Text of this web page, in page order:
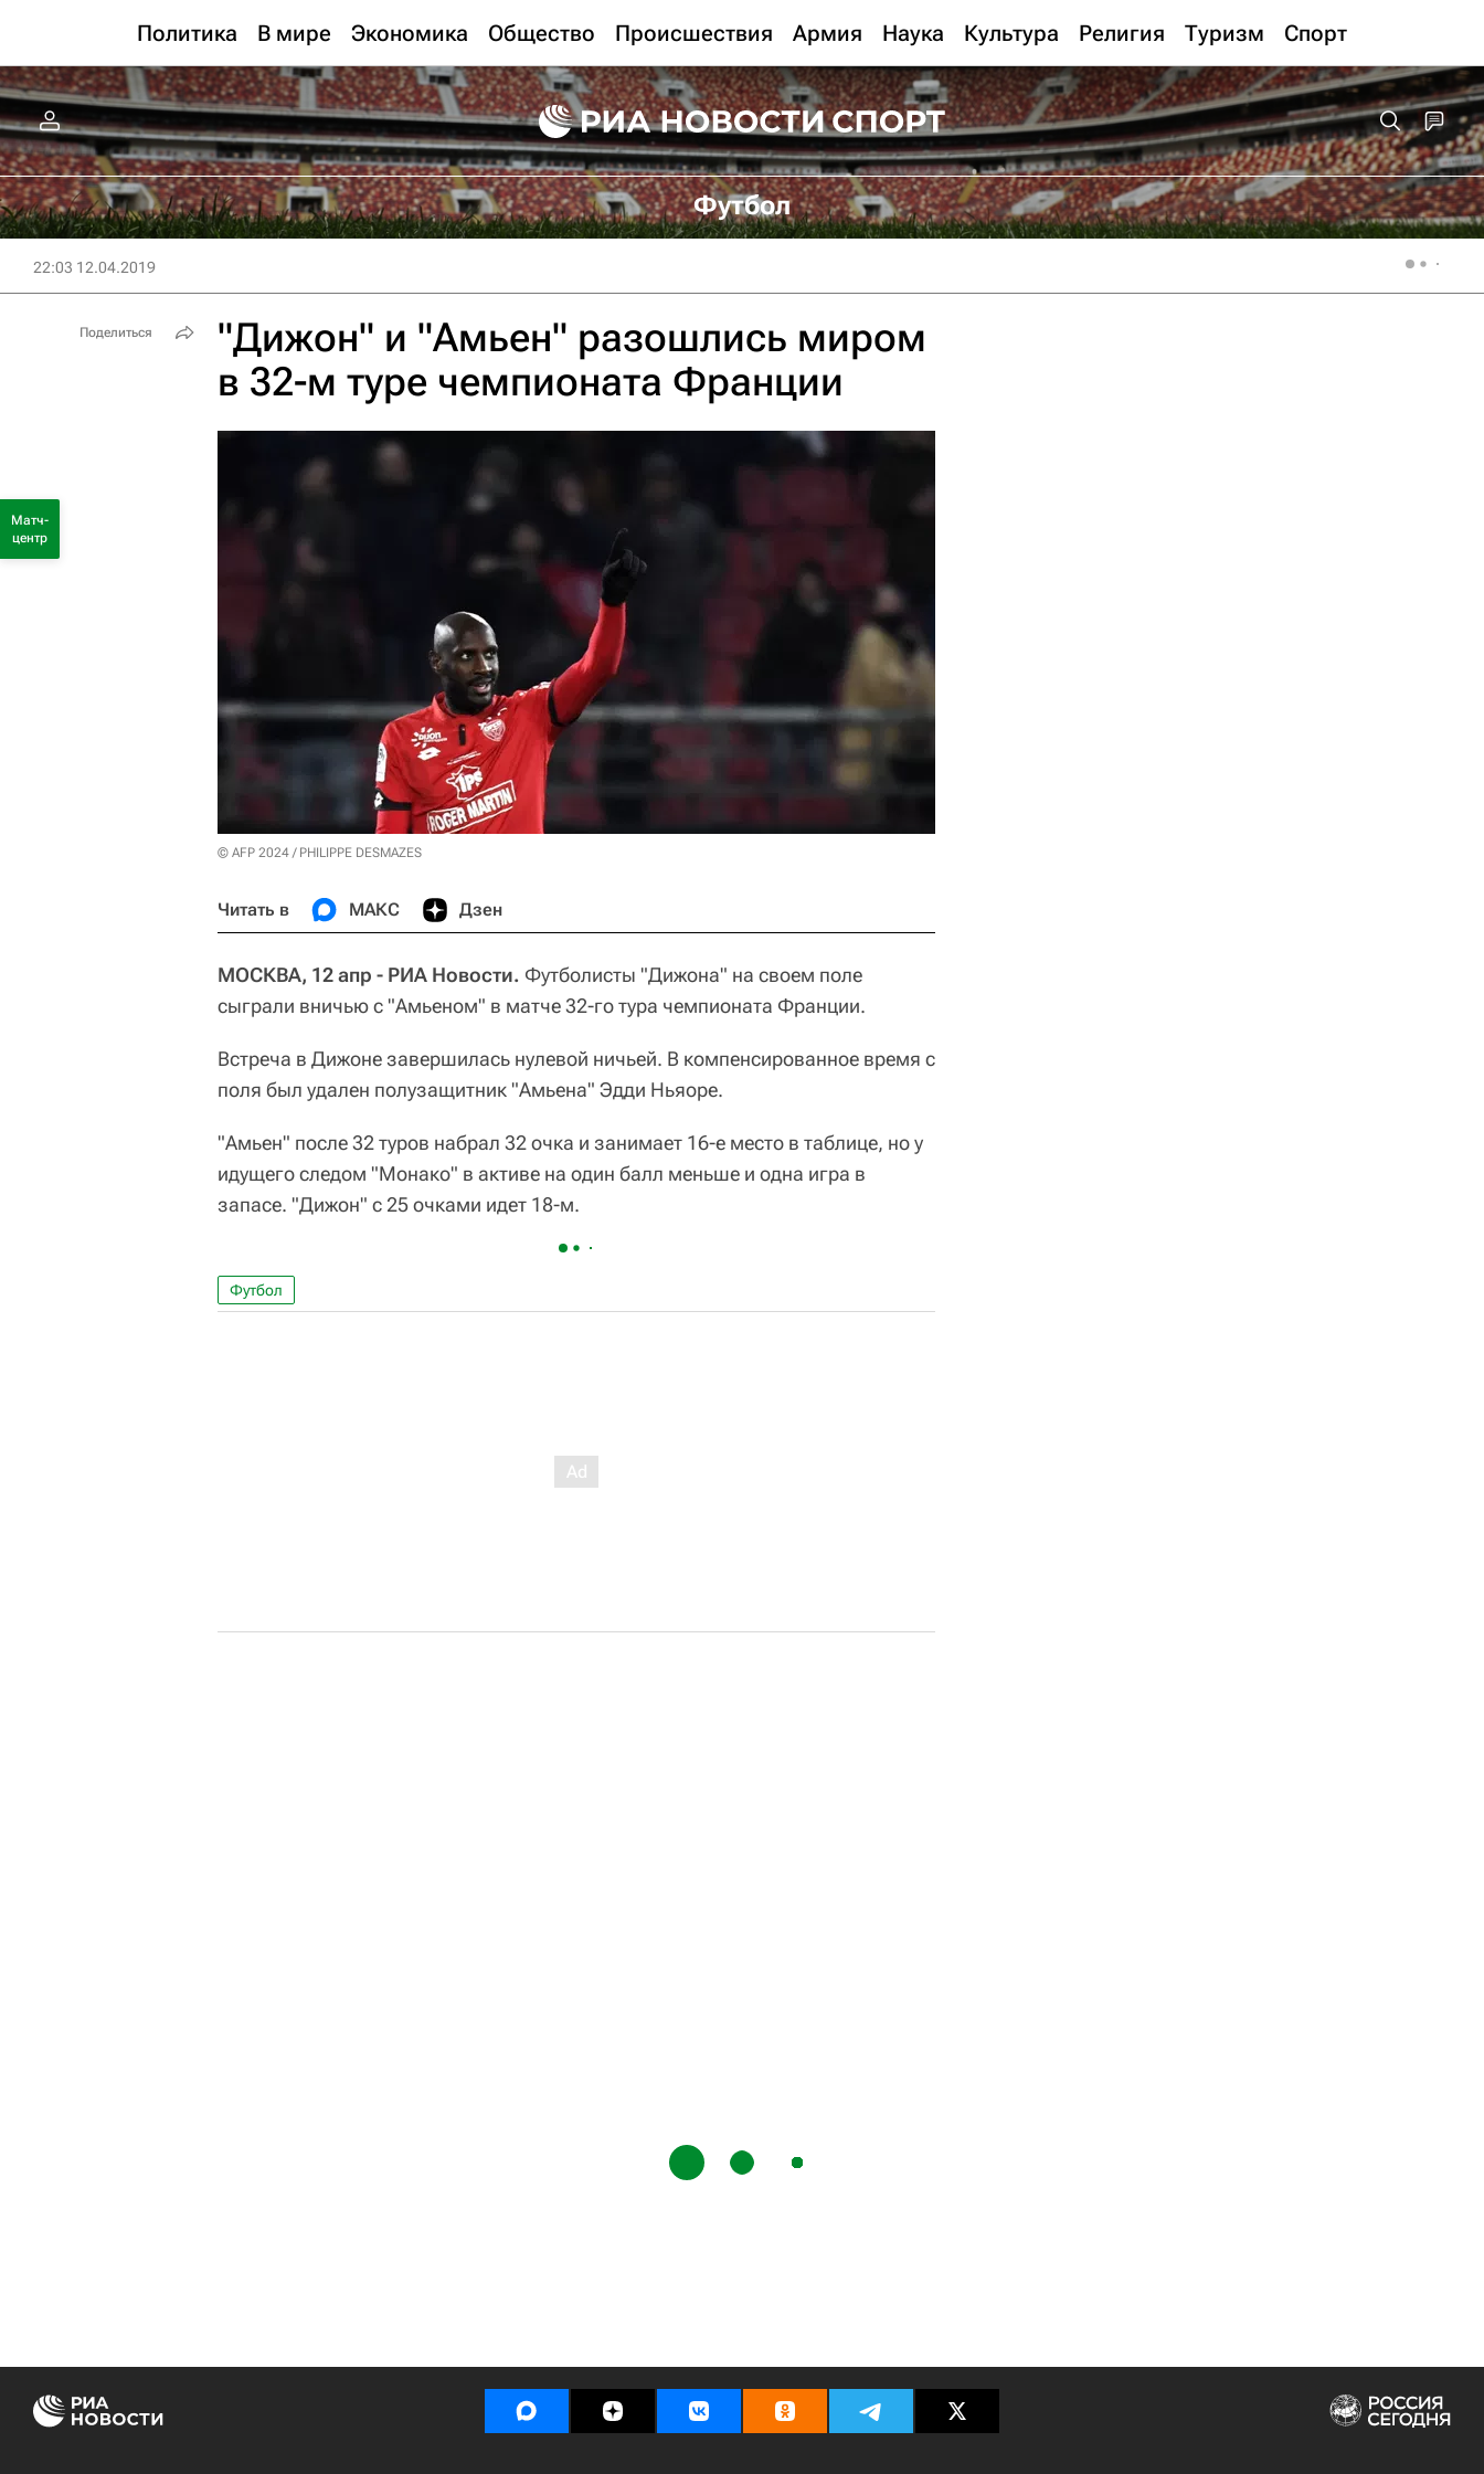
Политика В мире Экономика Общество Происшествия Армия Наука Культура Религия Туризм Спорт
Футбол
22:03 12.04.2019
"Дижон" и "Амьен" разошлись миром
в 32-м туре чемпионата Франции
© AFP 2024 / PHILIPPE DESMAZES
Читать в МАКС Дзен
МОСКВА, 12 апр - РИА Новости. Футболисты "Дижона" на своем поле
сыграли вничью с "Амьеном" в матче 32-го тура чемпионата Франции.
Встреча в Дижоне завершилась нулевой ничьей. В компенсированное время с
поля был удален полузащитник "Амьена" Эдди Ньяоре.
"Амьен" после 32 туров набрал 32 очка и занимает 16-е место в таблице, но у
идущего следом "Монако" в активе на один балл меньше и одна игра в
запасе. "Дижон" с 25 очками идет 18-м.
Футбол
Поделиться
Матч-
центр